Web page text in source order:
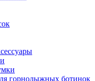
горнолыжных ботинок